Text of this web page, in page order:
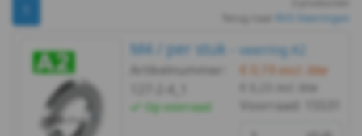
127B
-
A2
RVS Veerringen
M4 / per stuk - veerring A2
Artikelnummer:
Op voorraad
€ 0,19 excl. btw
incl. btw
Voorraad: